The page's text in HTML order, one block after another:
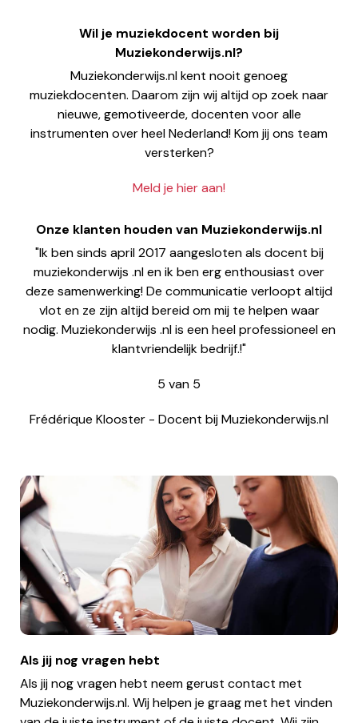
Wil je muziekdocent worden bij
Muziekonderwijs.nl?
Muziekonderwijs.nl kent nooit genoeg
muziekdocenten. Daarom zijn wij altijd op zoek naar
nieuwe, gemotiveerde, docenten voor alle
instrumenten over heel Nederland! Kom jij ons team
versterken?
Meld je hier aan!
Onze klanten houden van Muziekonderwijs.nl
"Ik ben sinds april 2017 aangesloten als docent bij
muziekonderwijs .nl en ik ben erg enthousiast over
deze samenwerking! De communicatie verloopt altijd
vlot en ze zijn altijd bereid om mij te helpen waar
nodig. Muziekonderwijs .nl is een heel professioneel en
klantvriendelijk bedrijf.!"
5 van 5
Frédérique Klooster - Docent bij Muziekonderwijs.nl
Als jij nog vragen hebt
Als jij nog vragen hebt neem gerust contact met
Muziekonderwijs.nl. Wij helpen je graag met het vinden